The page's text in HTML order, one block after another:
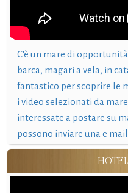
C'è un mare di
barca, magari a vela, in
fantastico per scoprire le
i video selezionati da
interessate a postare su
possono inviare una e mail